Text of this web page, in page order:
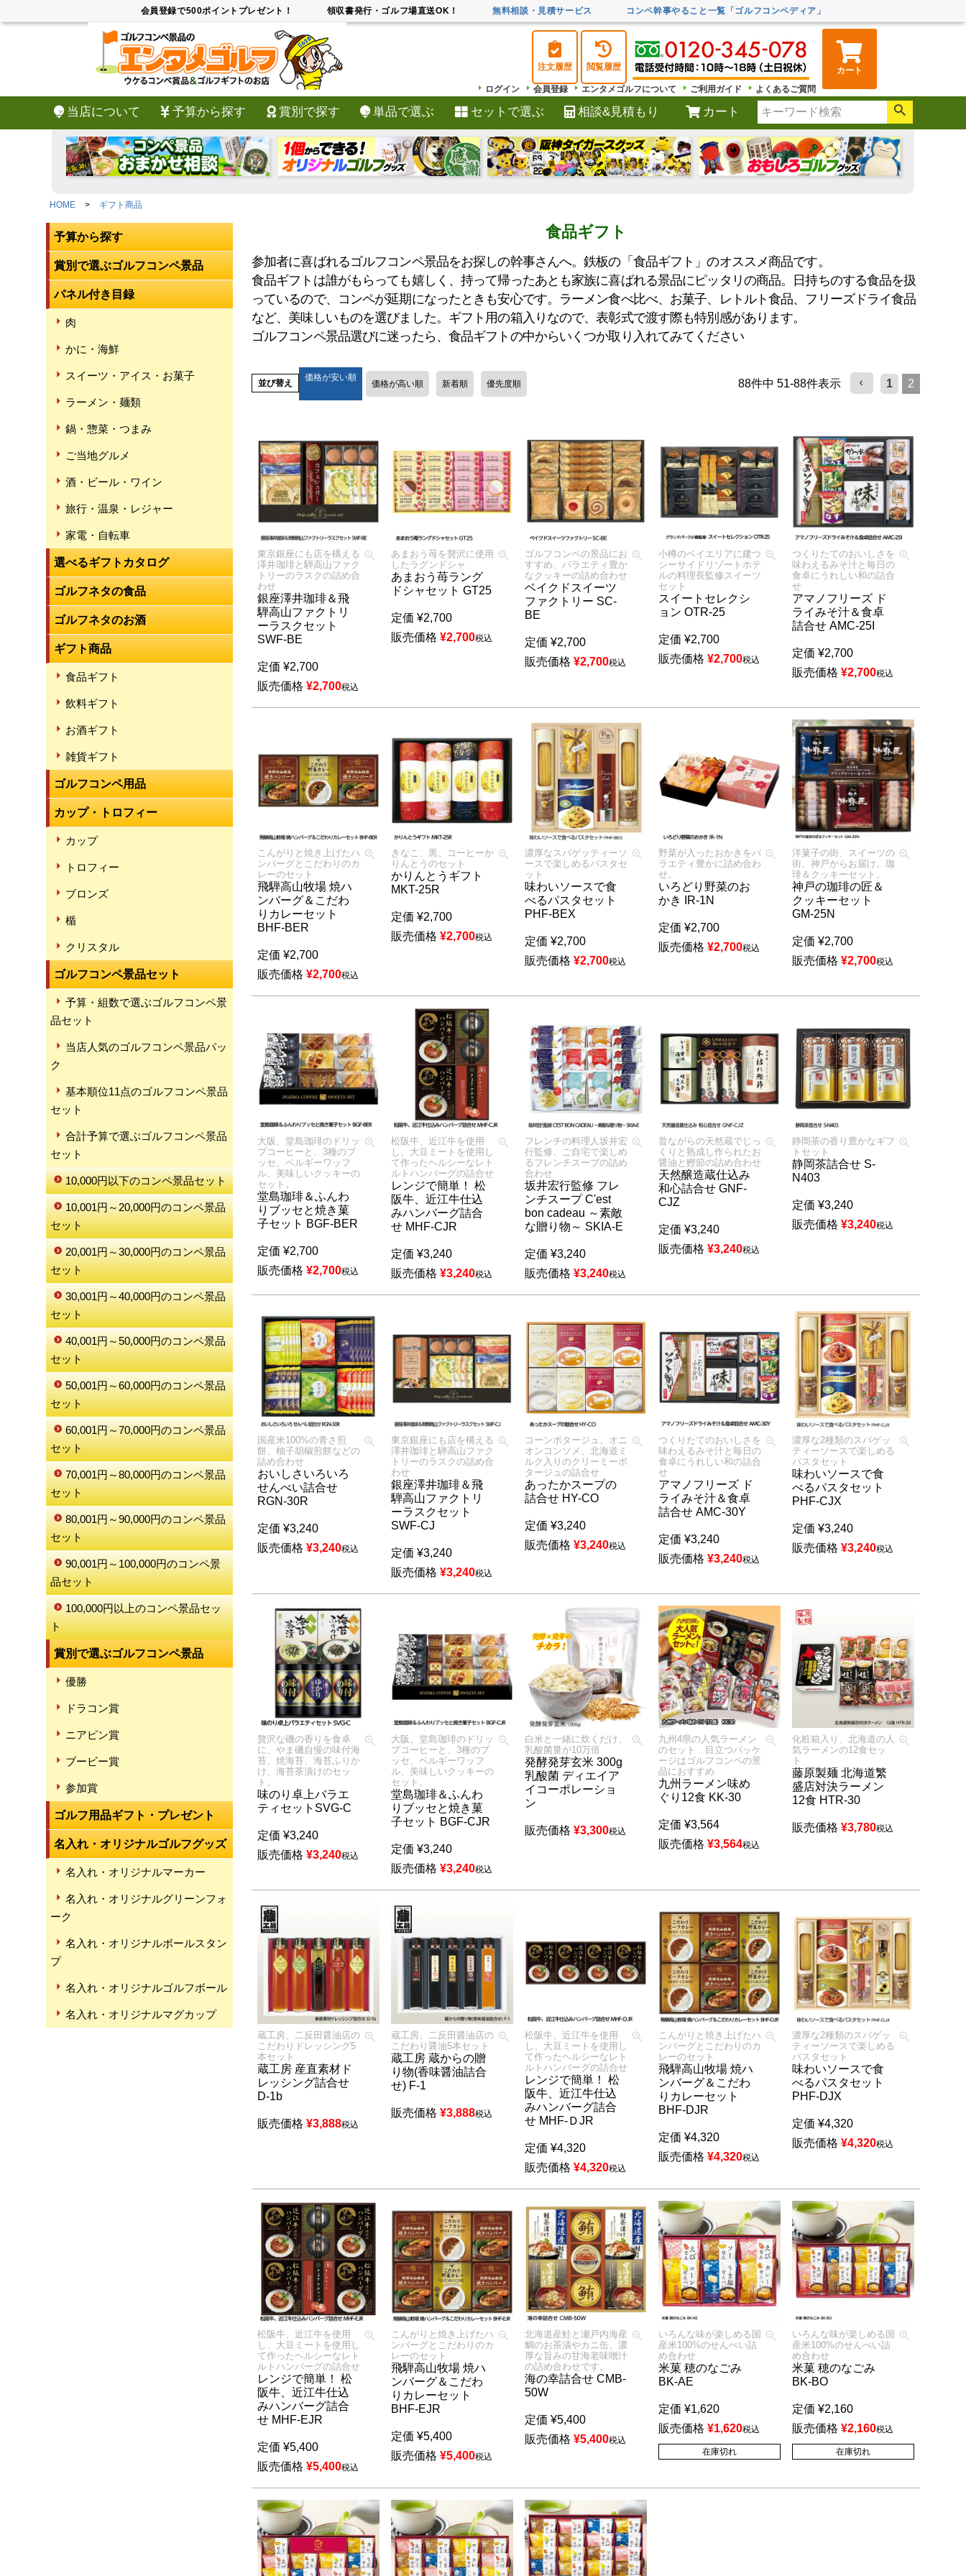
会員登録で500ポイントプレゼント！ 領収書発行・ゴルフ場直送OK！ 無料相談・見積サービス コンペ幹事やること一覧「ゴルフコンペディア」
注文履歴 閲覧履歴
カート
ログイン
会員登録 エンタメゴルフについて ご利用ガイド よくあるご質問
当店について 予算から探す 賞別で探す 単品で選ぶ セットで選ぶ 相談&見積もり カート
検索
HOME ギフト商品
予算から探す
賞別で選ぶゴルフコンペ景品
パネル付き目録
肉
かに・海鮮
スイーツ・アイス・お菓子
ラーメン・麺類
鍋・惣菜・つまみ
ご当地グルメ
酒・ビール・ワイン
旅行・温泉・レジャー
家電・自転車
選べるギフトカタログ
ゴルフネタの食品
ゴルフネタのお酒
ギフト商品
食品ギフト
飲料ギフト
お酒ギフト
雑貨ギフト
ゴルフコンペ用品
カップ・トロフィー
カップ
トロフィー
ブロンズ
楯
クリスタル
ゴルフコンペ景品セット
予算・組数で選ぶゴルフコンペ景
品セット
当店人気のゴルフコンペ景品パッ
ク
基本順位11点のゴルフコンペ景品
セット
合計予算で選ぶゴルフコンペ景品
セット
10,000円以下のコンペ景品セット
10,001円～20,000円のコンペ景品
セット
20,001円～30,000円のコンペ景品
セット
30,001円～40,000円のコンペ景品
セット
40,001円～50,000円のコンペ景品
セット
50,001円～60,000円のコンペ景品
セット
60,001円～70,000円のコンペ景品
セット
70,001円～80,000円のコンペ景品
セット
80,001円～90,000円のコンペ景品
セット
90,001円～100,000円のコンペ景
品セット
100,000円以上のコンペ景品セッ
ト
賞別で選ぶゴルフコンペ景品
優勝
ドラコン賞
ニアピン賞
ブービー賞
参加賞
ゴルフ用品ギフト・プレゼント
名入れ・オリジナルゴルフグッズ
名入れ・オリジナルマーカー
名入れ・オリジナルグリーンフォ
ーク
名入れ・オリジナルボールスタン
プ
名入れ・オリジナルゴルフボール
名入れ・オリジナルマグカップ
食品ギフト
参加者に喜ばれるゴルフコンペ景品をお探しの幹事さんへ。鉄板の「食品ギフト」のオススメ商品です。
食品ギフトは誰がもらっても嬉しく、持って帰ったあとも家族に喜ばれる景品にピッタリの商品。日持ちのする食品を扱
っているので、コンペが延期になったときも安心です。ラーメン食べ比べ、お菓子、レトルト食品、フリーズドライ食品
など、美味しいものを選びました。ギフト用の箱入りなので、表彰式で渡す際も特別感があります。
ゴルフコンペ景品選びに迷ったら、食品ギフトの中からいくつか取り入れてみてください
並び替え
価格が安い順
価格が高い順 新着順 優先度順 88件中 51-88件表示 1 2
東京銀座にも店を構える
澤井珈琲と騨高山ファク
トリーのラスクの詰め合
わせ
銀座澤井珈琲＆飛
騨高山ファクトリ
ーラスクセット
SWF-BE
定価 ¥2,700
販売価格 ¥2,700税込
あまおう苺を贅沢に使用
したラグンドシャ
あまおう苺ラング
ドシャセット GT25
定価 ¥2,700
販売価格 ¥2,700税込
ゴルフコンペの景品にお
すすめ、バラエティ豊か
なクッキーの詰め合わせ
ベイクドスイーツ
ファクトリー SC-
BE
定価 ¥2,700
販売価格 ¥2,700税込
小樽のベイエリアに建つ
シーサイドリゾートホテ
ルの料理長監修スイーツ
セット
スイートセレクシ
ョン OTR-25
定価 ¥2,700
販売価格 ¥2,700税込
つくりたてのおいしさを
味わえるみそ汁と毎日の
食卓にうれしい和の詰合
せ
アマノフリーズ ド
ライみそ汁＆食卓
詰合せ AMC-25I
定価 ¥2,700
販売価格 ¥2,700税込
こんがりと焼き上げたハ
ンバーグとこだわりのカ
レーのセット
飛騨高山牧場 焼ハ
ンバーグ＆こだわ
りカレーセット
BHF-BER
定価 ¥2,700
販売価格 ¥2,700税込
きなこ、黒、コーヒーか
りんとうのセット
かりんとうギフト
MKT-25R
定価 ¥2,700
販売価格 ¥2,700税込
濃厚なスパゲッティーソ
ースで楽しめるパスタセ
ット
味わいソースで食
べるパスタセット
PHF-BEX
定価 ¥2,700
販売価格 ¥2,700税込
野菜が入ったおかきをバ
ラエティ豊かに詰め合わ
せ。
いろどり野菜のお
かき IR-1N
定価 ¥2,700
販売価格 ¥2,700税込
洋菓子の街、スイーツの
街、神戸からお届け。珈
琲＆クッキーセット。
神戸の珈琲の匠＆
クッキーセット
GM-25N
定価 ¥2,700
販売価格 ¥2,700税込
大阪、堂島珈琲のドリッ
プコーヒーと、3種のブ
ッセ、ベルギーワッフ
ル、美味しいクッキーの
セット。
堂島珈琲＆ふんわ
りブッセと焼き菓
子セット BGF-BER
定価 ¥2,700
販売価格 ¥2,700税込
松阪牛、近江牛を使用
し、大豆ミートを使用し
て作ったヘルシーなレト
ルトハンバーグの詰合せ
レンジで簡単！ 松
阪牛、近江牛仕込
みハンバーグ詰合
せ MHF-CJR
定価 ¥3,240
販売価格 ¥3,240税込
フレンチの料理人坂井宏
行監修、ご自宅で楽しめ
るフレンチスープの詰め
合わせ
坂井宏行監修 フレ
ンチスープ C'est
bon cadeau ～素敵
な贈り物～ SKIA-E
定価 ¥3,240
販売価格 ¥3,240税込
昔ながらの天然蔵でじっ
くりと熟成し作られたお
醤油と鰹節の詰め合わせ
天然醸造蔵仕込み
和心詰合せ GNF-
CJZ
定価 ¥3,240
販売価格 ¥3,240税込
静岡茶の香り豊かなギフ
トセット
静岡茶詰合せ S-
N403
定価 ¥3,240
販売価格 ¥3,240税込
国産米100%の青さ煎
餅、柚子胡椒煎餅などの
詰め合わせ
おいしさいろいろ
せんべい詰合せ
RGN-30R
定価 ¥3,240
販売価格 ¥3,240税込
東京銀座にも店を構える
澤井珈琲と騨高山ファク
トリーのラスクの詰め合
わせ
銀座澤井珈琲＆飛
騨高山ファクトリ
ーラスクセット
SWF-CJ
定価 ¥3,240
販売価格 ¥3,240税込
コーンポタージュ、オニ
オンコンソメ、北海道ミ
ルク入りのクリーミーポ
タージュの詰合せ
あったかスープの
詰合せ HY-CO
定価 ¥3,240
販売価格 ¥3,240税込
つくりたてのおいしさを
味わえるみそ汁と毎日の
食卓にうれしい和の詰合
せ
アマノフリーズ ド
ライみそ汁＆食卓
詰合せ AMC-30Y
定価 ¥3,240
販売価格 ¥3,240税込
濃厚な2種類のスパゲッ
ティーソースで楽しめる
パスタセット
味わいソースで食
べるパスタセット
PHF-CJX
定価 ¥3,240
販売価格 ¥3,240税込
贅沢な磯の香りを食卓
に、やま磯自慢の味付海
苔、焼海苔、海苔ふりか
け、海苔茶漬けのセッ
ト。
味のり卓上バラエ
ティセットSVG-C
定価 ¥3,240
販売価格 ¥3,240税込
大阪、堂島珈琲のドリッ
プコーヒーと、3種のブ
ッセ、ベルギーワッフ
ル、美味しいクッキーの
セット。
堂島珈琲＆ふんわ
りブッセと焼き菓
子セット BGF-CJR
定価 ¥3,240
販売価格 ¥3,240税込
白米と一緒に炊くだけ、
乳酸菌量が10万倍
発酵発芽玄米 300g
乳酸菌 ディエイア
イコーポレーショ
ン
販売価格 ¥3,300税込
九州4県の人気ラーメン
のセット 目立つパッケ
ージはゴルフコンペの景
品におすすめ
九州ラーメン味め
ぐり12食 KK-30
定価 ¥3,564
販売価格 ¥3,564税込
化粧箱入り、北海道の人
気ラーメンの12食セッ
ト
藤原製麺 北海道繁
盛店対決ラーメン
12食 HTR-30
販売価格 ¥3,780税込
蔵工房、二反田醤油店の
こだわりドレッシング5
本セット
蔵工房 産直素材ド
レッシング詰合せ
D-1b
販売価格 ¥3,888税込
蔵工房、二反田醤油店の
こだわり醤油5本セット
蔵工房 蔵からの贈
り物(香味醤油詰合
せ) F-1
販売価格 ¥3,888税込
松阪牛、近江牛を使用
し、大豆ミートを使用し
て作ったヘルシーなレト
ルトハンバーグの詰合せ
レンジで簡単！ 松
阪牛、近江牛仕込
みハンバーグ詰合
せ MHF-ＤJR
定価 ¥4,320
販売価格 ¥4,320税込
こんがりと焼き上げたハ
ンバーグとこだわりのカ
レーのセット
飛騨高山牧場 焼ハ
ンバーグ＆こだわ
りカレーセット
BHF-DJR
定価 ¥4,320
販売価格 ¥4,320税込
濃厚な2種類のスパゲッ
ティーソースで楽しめる
パスタセット
味わいソースで食
べるパスタセット
PHF-DJX
定価 ¥4,320
販売価格 ¥4,320税込
松阪牛、近江牛を使用
し、大豆ミートを使用し
て作ったヘルシーなレト
ルトハンバーグの詰合せ
レンジで簡単！ 松
阪牛、近江牛仕込
みハンバーグ詰合
せ MHF-EJR
定価 ¥5,400
販売価格 ¥5,400税込
こんがりと焼き上げたハ
ンバーグとこだわりのカ
レーのセット
飛騨高山牧場 焼ハ
ンバーグ＆こだわ
りカレーセット
BHF-EJR
定価 ¥5,400
販売価格 ¥5,400税込
北海道産鮭と瀬戸内海産
鯛のお茶漬やカニ缶、濃
厚な旨みの甘海老味噌汁
の詰め合わせです。
海の幸詰合せ CMB-
50W
定価 ¥5,400
販売価格 ¥5,400税込
いろんな味が楽しめる国
産米100%のせんべい詰
め合わせ
米菓 穂のなごみ
BK-AE
定価 ¥1,620
販売価格 ¥1,620税込
在庫切れ
いろんな味が楽しめる国
産米100%のせんべい詰
め合わせ
米菓 穂のなごみ
BK-BO
定価 ¥2,160
販売価格 ¥2,160税込
在庫切れ